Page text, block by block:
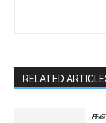
RELATED